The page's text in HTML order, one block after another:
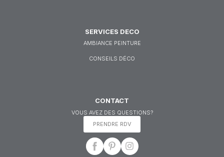
SERVICES DECO
AMBIANCE PEINTURE
CONSEILS DÉCO
CONTACT
VOUS AVEZ DES QUESTIONS?
PRENDRE RDV